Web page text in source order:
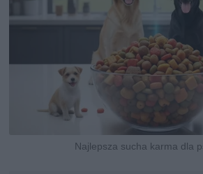
Najlepsza sucha karma dla